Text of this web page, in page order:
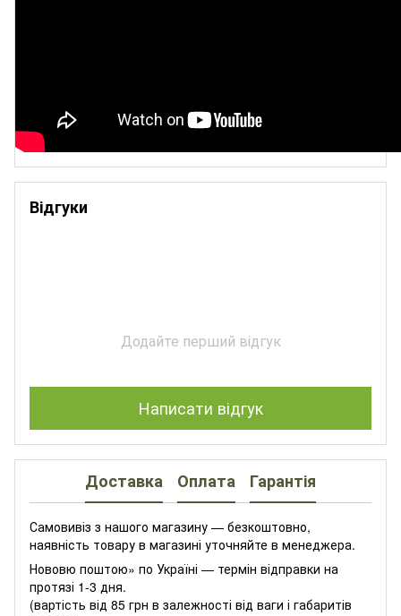
Відгуки
Додайте перший відгук
Написати відгук
Доставка Оплата Гарантія
Самовивіз з нашого магазину — безкоштовно,
наявність товару в магазині уточняйте в менеджера.
Нововю поштою» по Україні — термін відправки на
протязі 1-3 дня.
(вартість від 85 грн в залежності від ваги і габаритів